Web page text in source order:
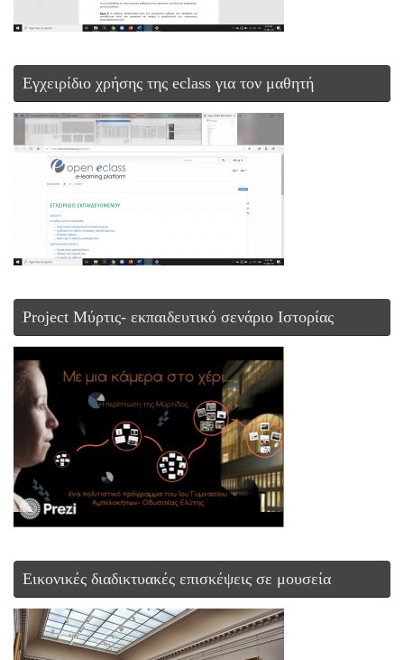
Εγχειρίδιο χρήσης της eclass για τον μαθητή
Project Μύρτις- εκπαιδευτικό σενάριο Ιστορίας
Εικονικές διαδικτυακές επισκέψεις σε μουσεία